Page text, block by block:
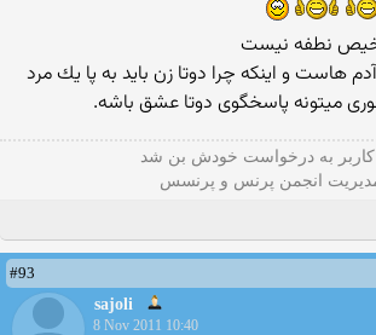
نطفه نیست
و اینكه چرا دوتا زن باید به پا یك مرد
میتونه پاسخگوی دوتا عشق باشه.
كاربر به درخواست خودش بن شد
انجمن پرنس و پرنسس
#93
sajoli
8 Nov 2011 10:40